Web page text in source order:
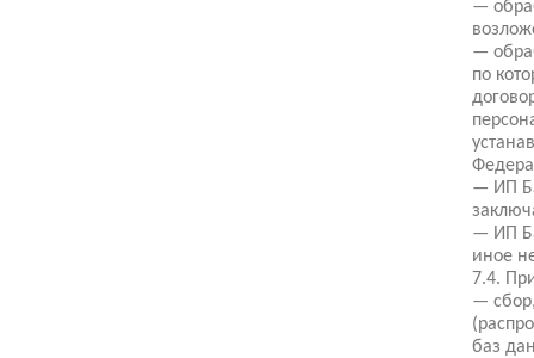
—
—
по
— ИП
— ИП
иное
7.4.
—
баз